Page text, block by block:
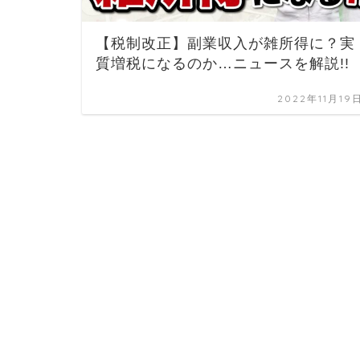
【税制改正】副業収入が雑所得に？実
質増税になるのか…ニュースを解説!!
2022年11月19